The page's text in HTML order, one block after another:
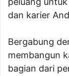
dan karier
Bergabung
membangun
bagian dari